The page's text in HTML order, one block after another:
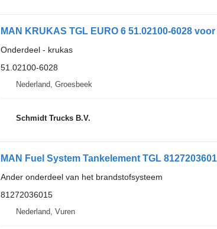
MAN KRUKAS TGL EURO 6 51.02100-6028
Onderdeel - krukas
51.02100-6028
Nederland, Groesbeek
Schmidt Trucks B.V.
MAN Fuel System Tankelement TGL
Ander onderdeel van het brandstofsysteem
81272036015
Nederland, Vuren